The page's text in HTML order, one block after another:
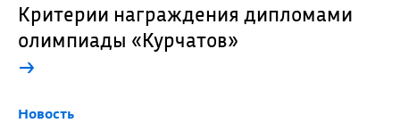
Критерии награждения дипломами
олимпиады «Курчатов»
→
Новость